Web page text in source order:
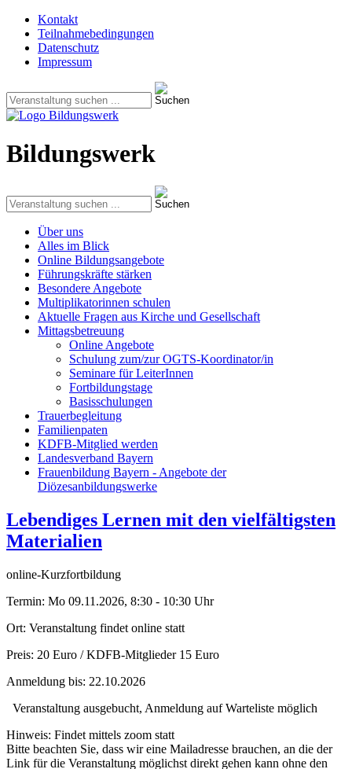
Kontakt
Teilnahmebedingungen
Datenschutz
Impressum
Bildungswerk
Über uns
Alles im Blick
Online Bildungsangebote
Führungskräfte stärken
Besondere Angebote
Multiplikatorinnen schulen
Aktuelle Fragen aus Kirche und Gesellschaft
Mittagsbetreuung
Online Angebote
Schulung zum/zur OGTS-Koordinator/in
Seminare für LeiterInnen
Fortbildungstage
Basisschulungen
Trauerbegleitung
Familienpaten
KDFB-Mitglied werden
Landesverband Bayern
Frauenbildung Bayern - Angebote der
Diözesanbildungswerke
Lebendiges Lernen mit den vielfältigsten
Materialien
online-Kurzfortbildung
Termin: Mo 09.11.2026, 8:30 - 10:30 Uhr
Ort: Veranstaltung findet online statt
Preis: 20 Euro / KDFB-Mitglieder 15 Euro
Anmeldung bis: 22.10.2026
Veranstaltung ausgebucht, Anmeldung auf Warteliste möglich
Hinweis: Findet mittels zoom statt
Bitte beachten Sie, dass wir eine Mailadresse brauchen, an die der
Link für die Veranstaltung möglichst direkt gehen kann ohne den